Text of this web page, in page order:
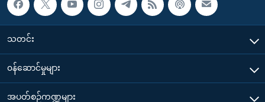
သတင်း
၀န်ဆောင်မှုများ
အပတ်စဉ်ကဏ္ဍများ